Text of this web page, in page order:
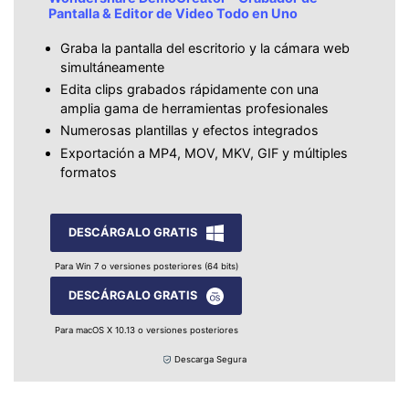
Pantalla & Editor de Video Todo en Uno
Graba la pantalla del escritorio y la cámara web
simultáneamente
Edita clips grabados rápidamente con una
amplia gama de herramientas profesionales
Numerosas plantillas y efectos integrados
Exportación a MP4, MOV, MKV, GIF y múltiples
formatos
DESCÁRGALO GRATIS
Para Win 7 o versiones posteriores (64 bits)
DESCÁRGALO GRATIS
Para macOS X 10.13 o versiones posteriores
Descarga Segura